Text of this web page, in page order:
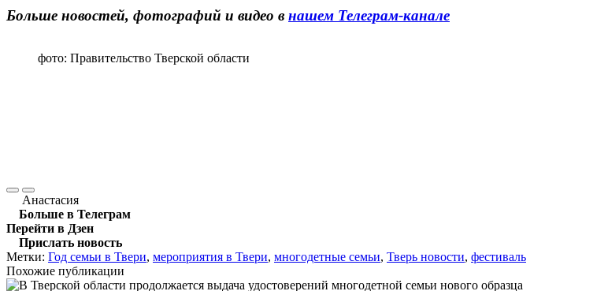
Больше новостей, фотографий и видео в нашем Телеграм-канале
фото: Правительство Тверской области
Анастасия
Больше в Телеграм
Перейти в Дзен
Прислать новость
Метки: Год семьи в Твери, мероприятия в Твери, многодетные семьи, Тверь новости, фестиваль
Похожие публикации